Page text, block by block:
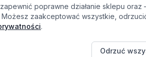
poprawne działanie sklepu
zaakceptować wszystkie,
.
Odrzuć